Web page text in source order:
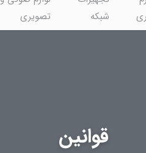
شبکه
تصویری
قوانین